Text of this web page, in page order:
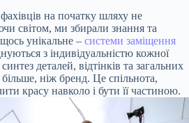
фахівців на початку шляху не
світом, ми збирали знання та
унікальне – системи заміщення
з індивідуальністю кожної
деталей, відтінків та загальних
ніж бренд. Це спільнота,
красу навколо і бути її частиною.